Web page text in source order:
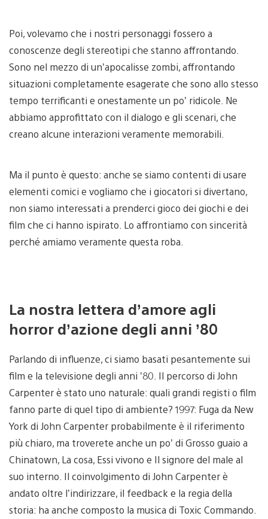
Poi, volevamo che i nostri personaggi fossero a
conoscenze degli stereotipi che stanno affrontando.
Sono nel mezzo di un’apocalisse zombi, affrontando
situazioni completamente esagerate che sono allo stesso
tempo terrificanti e onestamente un po’ ridicole. Ne
abbiamo approfittato con il dialogo e gli scenari, che
creano alcune interazioni veramente memorabili.
Ma il punto è questo: anche se siamo contenti di usare
elementi comici e vogliamo che i giocatori si divertano,
non siamo interessati a prenderci gioco dei giochi e dei
film che ci hanno ispirato. Lo affrontiamo con sincerità
perché amiamo veramente questa roba.
La nostra lettera d’amore agli
horror d’azione degli anni ’80
Parlando di influenze, ci siamo basati pesantemente sui
film e la televisione degli anni ’80. Il percorso di John
Carpenter è stato uno naturale: quali grandi registi o film
fanno parte di quel tipo di ambiente? 1997: Fuga da New
York di John Carpenter probabilmente è il riferimento
più chiaro, ma troverete anche un po’ di Grosso guaio a
Chinatown, La cosa, Essi vivono e Il signore del male al
suo interno. Il coinvolgimento di John Carpenter è
andato oltre l’indirizzare, il feedback e la regia della
storia: ha anche composto la musica di Toxic Commando.